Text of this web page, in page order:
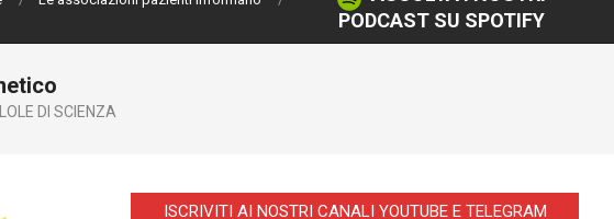
PODCAST SU SPOTIFY
DI SCIENZA
ISCRIVITI AI NOSTRI CANALI YOUTUBE E TELEGRAM